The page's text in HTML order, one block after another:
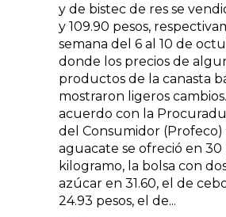
y de bistec de res se
y 109.90 pesos,
semana del 6 al 10 de
donde los precios de
productos de la canasta
mostraron ligeros
acuerdo con la
del Consumidor (Profeco)
aguacate se ofreció en 30
kilogramo, la bolsa con
azúcar en 31.60, el de
24.93 pesos, el de...